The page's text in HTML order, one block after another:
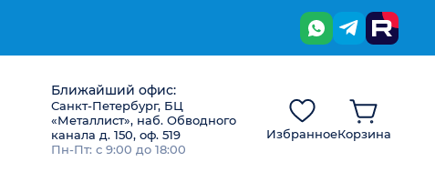
Ближайший офис:
Санкт-Петербург, БЦ
«Металлист», наб. Обводного
канала д. 150, оф. 519
Пн-Пт: с 9:00 до 18:00
ИзбранноеКорзина